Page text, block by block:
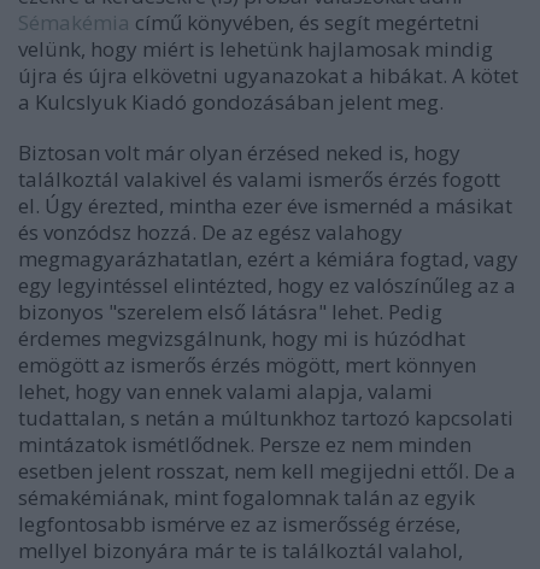
Sémakémia című könyvében, és segít megértetni
velünk, hogy miért is lehetünk hajlamosak mindig
újra és újra elkövetni ugyanazokat a hibákat. A kötet
a Kulcslyuk Kiadó gondozásában jelent meg.
Biztosan volt már olyan érzésed neked is, hogy
találkoztál valakivel és valami ismerős érzés fogott
el. Úgy érezted, mintha ezer éve ismernéd a másikat
és vonzódsz hozzá. De az egész valahogy
megmagyarázhatatlan, ezért a kémiára fogtad, vagy
egy legyintéssel elintézted, hogy ez valószínűleg az a
bizonyos "szerelem első látásra" lehet. Pedig
érdemes megvizsgálnunk, hogy mi is húzódhat
emögött az ismerős érzés mögött, mert könnyen
lehet, hogy van ennek valami alapja, valami
tudattalan, s netán a múltunkhoz tartozó kapcsolati
mintázatok ismétlődnek. Persze ez nem minden
esetben jelent rosszat, nem kell megijedni ettől. De a
sémakémiának, mint fogalomnak talán az egyik
legfontosabb ismérve ez az ismerősség érzése,
mellyel bizonyára már te is találkoztál valahol,